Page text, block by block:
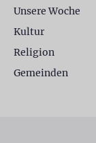
Unsere Woche
Kultur
Religion
Gemeinden